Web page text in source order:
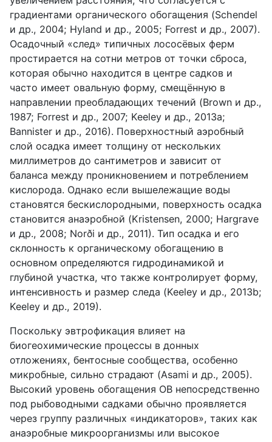
градиентами органического обогащения (Schendel
и др., 2004; Hyland и др., 2005; Forrest и др., 2007).
Осадочный «след» типичных лососёвых ферм
простирается на сотни метров от точки сброса,
которая обычно находится в центре садков и
часто имеет овальную форму, смещённую в
направлении преобладающих течений (Brown и др.,
1987; Forrest и др., 2007; Keeley и др., 2013a;
Bannister и др., 2016). Поверхностный аэробный
слой осадка имеет толщину от нескольких
миллиметров до сантиметров и зависит от
баланса между проникновением и потреблением
кислорода. Однако если вышележащие воды
становятся бескислородными, поверхность осадка
становится анаэробной (Kristensen, 2000; Hargrave
и др., 2008; Norði и др., 2011). Тип осадка и его
склонность к органическому обогащению в
основном определяются гидродинамикой и
глубиной участка, что также контролирует форму,
интенсивность и размер следа (Keeley и др., 2013b;
Keeley и др., 2019).
Поскольку эвтрофикация влияет на
биогеохимические процессы в донных
отложениях, бентосные сообщества, особенно
микробные, сильно страдают (Asami и др., 2005).
Высокий уровень обогащения ОВ непосредственно
под рыбоводными садками обычно проявляется
через группу различных «индикаторов», таких как
анаэробные микроорганизмы или высокое